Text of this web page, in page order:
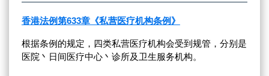
香港法例第633章《私营医疗机构条例》
根据条例的规定，四类私营医疗机构会受到规管，分别是
医院丶日间医疗中心丶诊所及卫生服务机构。